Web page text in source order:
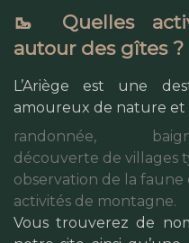
🥾 Quelles
autour des gîtes ?
L’Ariège est une
amoureux de nature et
randonnée,
découverte de villages
observation de la faune
activités de montagne.
Vous trouverez de